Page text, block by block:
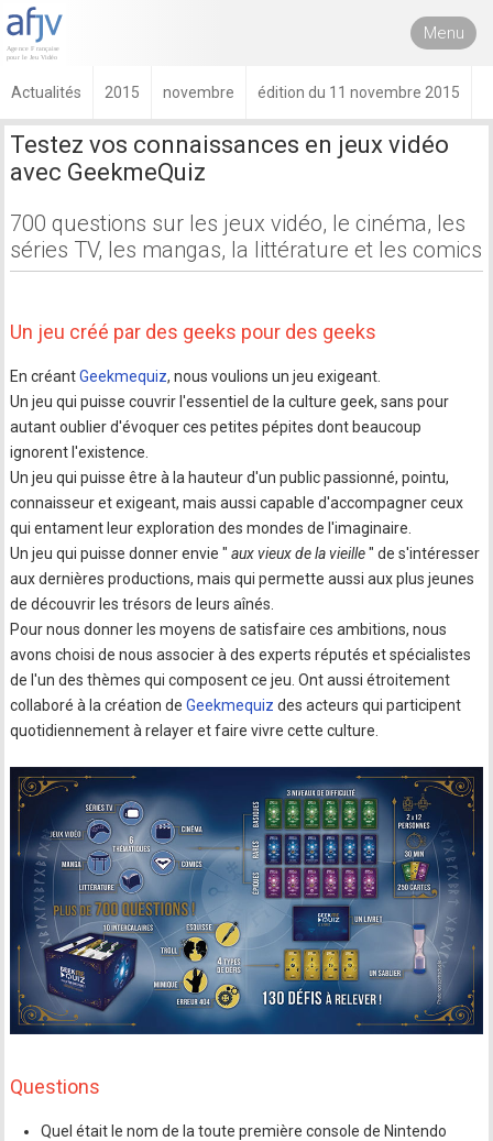
Menu
Actualités 2015 novembre édition du 11 novembre 2015
Testez vos connaissances en jeux vidéo
avec GeekmeQuiz
700 questions sur les jeux vidéo, le cinéma, les
séries TV, les mangas, la littérature et les comics
Un jeu créé par des geeks pour des geeks
En créantGeekmequiz, nous voulions un jeu exigeant.
Un jeu qui puisse couvrir l'essentiel de la culture geek, sans pour
autant oublier d'évoquer ces petites pépites dont beaucoup
ignorent l'existence.
Un jeu qui puisse être à la hauteur d'un public passionné, pointu,
connaisseur et exigeant, mais aussi capable d'accompagner ceux
qui entament leur exploration des mondes de l'imaginaire.
Un jeu qui puisse donner envie " aux vieux de la vieille" de s'intéresser
aux dernières productions, mais qui permette aussi aux plus jeunes
de découvrir les trésors de leurs aînés.
Pour nous donner les moyens de satisfaire ces ambitions, nous
avons choisi de nous associer à des experts réputés et spécialistes
de l'un des thèmes qui composent ce jeu. Ont aussi étroitement
collaboré à la création deGeekmequiz des acteurs qui participent
quotidiennement à relayer et faire vivre cette culture.
Questions
Quel était le nom de la toute première console de Nintendo